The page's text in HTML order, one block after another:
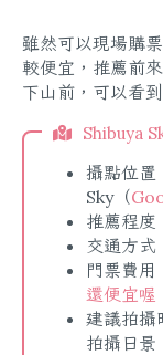
雖然可以現場購
較便宜，推薦前
下山前，可以看
Shibuya
攝點位置
Sky（
推薦程度
交通方式
門票費用
還便宜
建議拍攝
拍攝日景